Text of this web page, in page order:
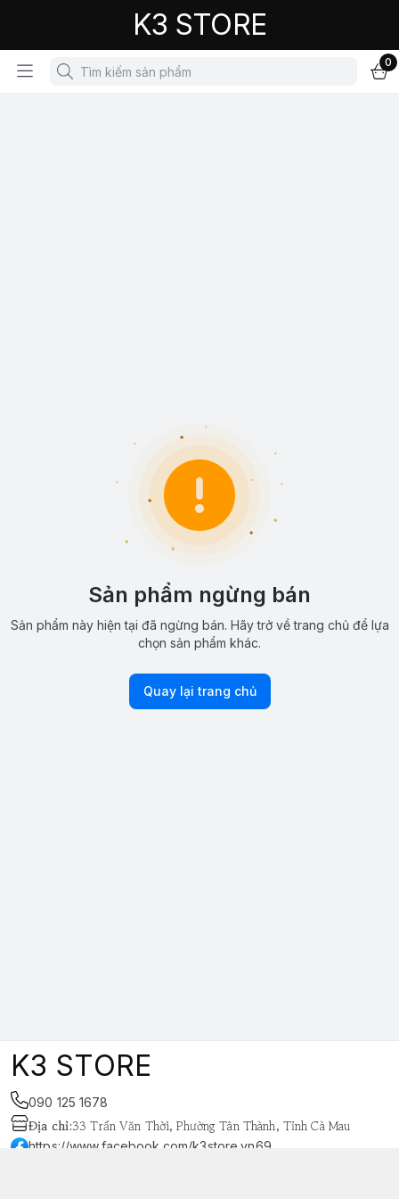
K3 STORE
0
Sản phẩm ngừng bán
Sản phẩm này hiện tại đã ngừng bán. Hãy trở về trang chủ để lựa
chọn sản phẩm khác.
Quay lại trang chủ
K3 STORE
090 125 1678
Địa chỉ:33 Trần Văn Thời, Phường Tân Thành, Tỉnh Cà Mau
https://www.facebook.com/k3store.vn69